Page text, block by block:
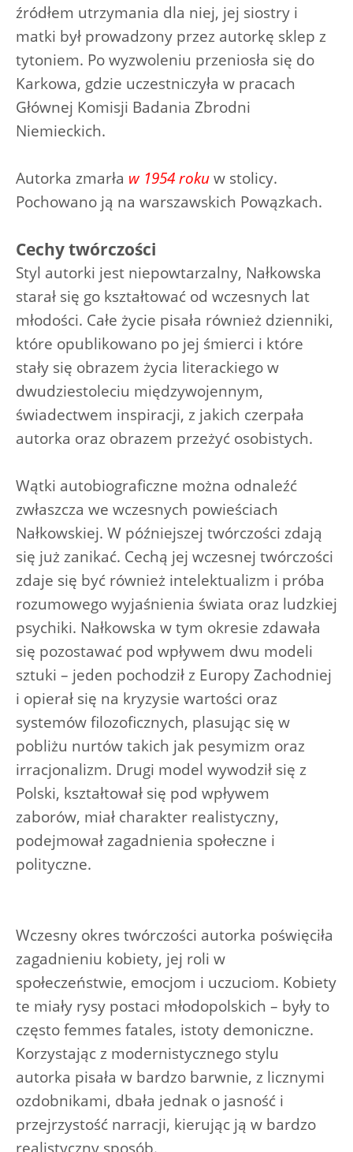
źródłem utrzymania dla niej, jej siostry i
matki był prowadzony przez autorkę sklep z
tytoniem. Po wyzwoleniu przeniosła się do
Karkowa, gdzie uczestniczyła w pracach
Głównej Komisji Badania Zbrodni
Niemieckich.
Autorka zmarła w 1954 rokuw stolicy.
Pochowano ją na warszawskich Powązkach.
Cechy twórczości
Styl autorki jest niepowtarzalny, Nałkowska
starał się go kształtować od wczesnych lat
młodości. Całe życie pisała również dzienniki,
które opublikowano po jej śmierci i które
stały się obrazem życia literackiego w
dwudziestoleciu międzywojennym,
świadectwem inspiracji, z jakich czerpała
autorka oraz obrazem przeżyć osobistych.
Wątki autobiograficzne można odnaleźć
zwłaszcza we wczesnych powieściach
Nałkowskiej. W późniejszej twórczości zdają
się już zanikać. Cechą jej wczesnej twórczości
zdaje się być również intelektualizm i próba
rozumowego wyjaśnienia świata oraz ludzkiej
psychiki. Nałkowska w tym okresie zdawała
się pozostawać pod wpływem dwu modeli
sztuki – jeden pochodził z Europy Zachodniej
i opierał się na kryzysie wartości oraz
systemów filozoficznych, plasując się w
pobliżu nurtów takich jak pesymizm oraz
irracjonalizm. Drugi model wywodził się z
Polski, kształtował się pod wpływem
zaborów, miał charakter realistyczny,
podejmował zagadnienia społeczne i
polityczne.
Wczesny okres twórczości autorka poświęciła
zagadnieniu kobiety, jej roli w
społeczeństwie, emocjom i uczuciom. Kobiety
te miały rysy postaci młodopolskich – były to
często femmes fatales, istoty demoniczne.
Korzystając z modernistycznego stylu
autorka pisała w bardzo barwnie, z licznymi
ozdobnikami, dbała jednak o jasność i
przejrzystość narracji, kierując ją w bardzo